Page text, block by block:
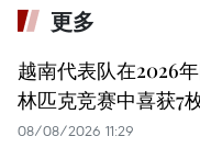
更多
越南代表队在2026
林匹克竞赛中喜获7
08/08/2026 11:29